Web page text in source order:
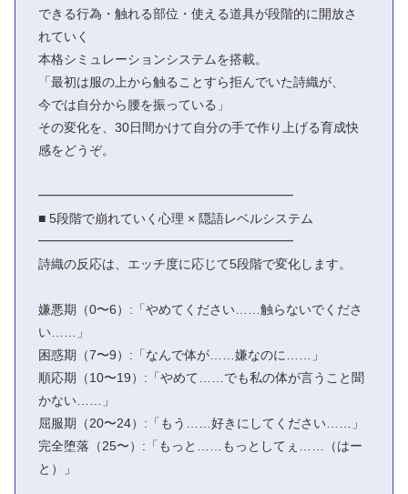
できる行為・触れる部位・使える道具が段階的に開放さ
れていく
本格シミュレーションシステムを搭載。
「最初は服の上から触ることすら拒んでいた詩織が、
今では自分から腰を振っている」
その変化を、30日間かけて自分の手で作り上げる育成快
感をどうぞ。
━━━━━━━━━━━━━━━━━━━━
■ 5段階で崩れていく心理 × 隠語レベルシステム
━━━━━━━━━━━━━━━━━━━━
詩織の反応は、エッチ度に応じて5段階で変化します。
嫌悪期（0〜6）:「やめてください……触らないでくださ
い……」
困惑期（7〜9）:「なんで体が……嫌なのに……」
順応期（10〜19）:「やめて……でも私の体が言うこと聞
かない……」
屈服期（20〜24）:「もう……好きにしてください……」
完全堕落（25〜）:「もっと……もっとしてぇ……（はー
と）」